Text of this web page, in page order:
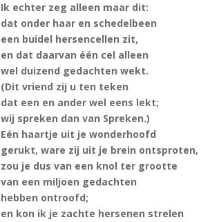
Ik echter zeg alleen maar dit:
dat onder haar en schedelbeen
een buidel hersencellen zit,
en dat daarvan één cel alleen
wel duizend gedachten wekt.
(Dit vriend zij u ten teken
dat een en ander wel eens lekt;
wij spreken dan van Spreken.)
Eén haartje uit je wonderhoofd
gerukt, ware zij uit je brein ontsproten,
zou je dus van een knol ter grootte
van een miljoen gedachten
hebben ontroofd;
en kon ik je zachte hersenen strelen